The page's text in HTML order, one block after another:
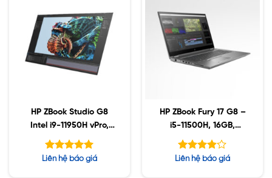
HP ZBook Studio G8
Intel i9-11950H vPro,
32GB, Nvidia RTX3070
FHD, Win10
Được xếp
Liên hệ báo giá
HP ZBook Fury 17 G8 –
i5-11500H, 16GB,
512GB SSD, Nvidia
Được
Liên hệ báo giá